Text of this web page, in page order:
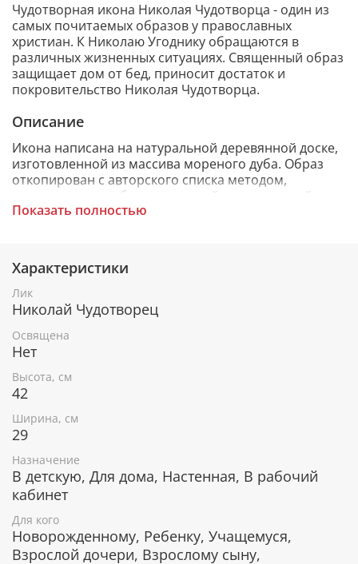
Чудотворная икона Николая Чудотворца - один из
самых почитаемых образов у православных
христиан. К Николаю Угоднику обращаются в
различных жизненных ситуациях. Священный образ
защищает дом от бед, приносит достаток и
покровительство Николая Чудотворца.
Описание
Икона написана на натуральной деревянной доске,
изготовленной из массива мореного дуба. Образ
откопирован с авторского списка методом,
получившим одобрение русской православной
церкви.
При окончательном оформлении образа
использовались специальные фронтажные грунты,
выравнивающие лаки и темперные краски. Венец и
поля иконы вручную украшены рельефным
орнаментом и натуральным жемчугом или
полудрагоценными камнями.
Николая Чудотворца
От различных болезней.
Оберегает путешественников и моряков.
Защищает детей, особенно благосклонно
откликается на молитвы матерей о своих детях.
Поиск своей второй половинки, молитвы о
счастливом замужестве или женитьбе.
Примирение враждующих, покровитель
Показать полностью
Характеристики
Лик
Николай Чудотворец
Освящена
Нет
Высота, см
42
Ширина, см
29
Назначение
В детскую, Для дома, Настенная, В рабочий
кабинет
Для кого
Новорожденному, Ребенку, Учащемуся,
Взрослой дочери, Взрослому сыну,